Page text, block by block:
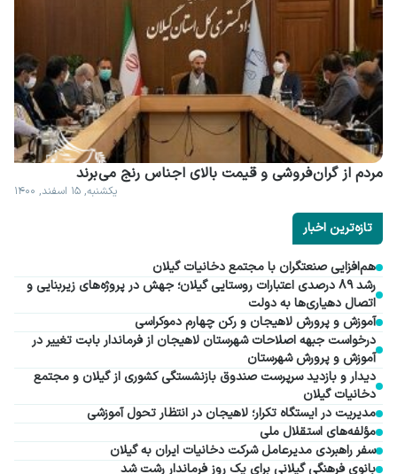
مردم از گران فروشی و قیمت بالای اجناس رنج می برند
یکشنبه, ۱۵ اسفند, ۱۴۰۰
تازه‌ترین اخبار
هم‌افزایی صنعتگران با مجتمع دخانیات گیلان
رشد ۸۹ درصدی اعتبارات روستایی گیلان؛ جهش در پروژه‌های زیربنایی و
اتصال دهیاری‌ها به دولت
آموزش و پرورش لاهیجان و رکن چهارم دموکراسی
درخواست جبهه اصلاحات شهرستان لاهیجان از فرماندار بابت تغییر در
آموزش و پرورش شهرستان
دیدار و بازدید سرپرست صندوق بازنشستگی کشوری از گیلان و مجتمع
دخانیات گیلان
مدیریت در ایستگاه تکرار؛ لاهیجان در انتظار تحول آموزشی
مؤلفه‌های استقلال ملی
سفر راهبردی مدیرعامل شرکت دخانیات ایران به گیلان
بانوی فرهنگی گیلانی برای یک روز فرماندار رشت شد